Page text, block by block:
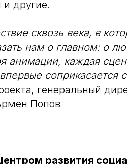
другие.
сквозь века, в
нам о главном: о
анимации, каждая
соприкасается
генеральный
Попов
развития